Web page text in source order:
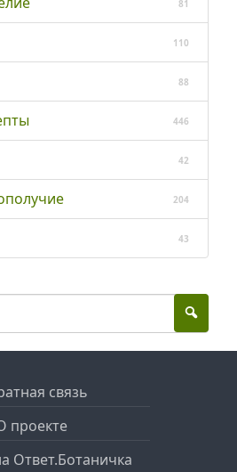
81
110
88
446
42
204
43
связь
проекте
Ответ.Ботаничка